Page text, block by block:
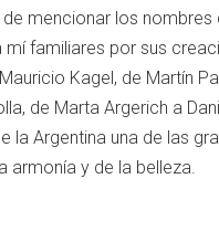
mencionar los nombres
mí familiares por sus
Kagel, de Martín
de Marta Argerich a
la Argentina una de las
armonía y de la belleza.